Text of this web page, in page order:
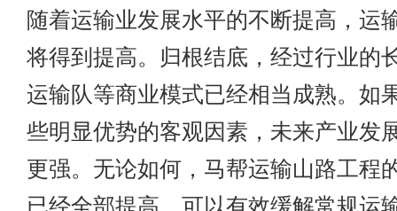
随着运输业发展水平的不断提高，运
将得到提高。归根结底，经过行业的
运输 队等商业模式已经相当成熟。如
些明显优势的客观因素，未来产业发
更强。无论如何，马帮运输山路工程
已经全部提高，可以有效缓解常规运